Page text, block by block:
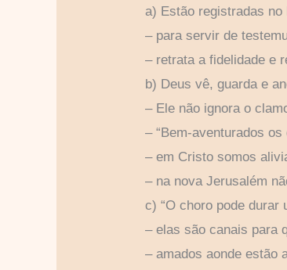
a) Estão registradas no
– para servir de
– retrata a fidelidade e
b) Deus vê, guarda e
– Ele não ignora o
– “Bem-aventurados
– em Cristo somos
– na nova Jerusalém
c) “O choro pode durar
– elas são canais para
– amados aonde estão